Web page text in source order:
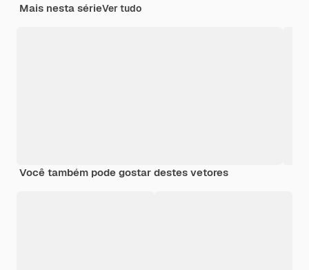
Mais nesta sérieVer tudo
Você também pode gostar destes vetores